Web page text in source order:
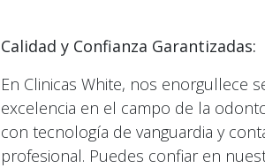
Calidad y Confianza Garantizadas:
En Clinicas White, nos enorgullece
excelencia en el campo de la
con tecnología de vanguardia y
profesional. Puedes confiar en